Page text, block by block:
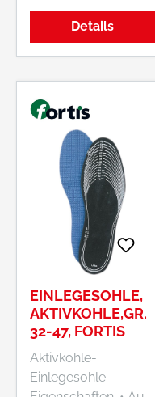
Schurwolle, 40 %
PolyesterDetails
EINLEGESOHLE,
AKTIVKOHLE,GR.
32-47, FORTIS
Aktivkohle-
Einlegesohle